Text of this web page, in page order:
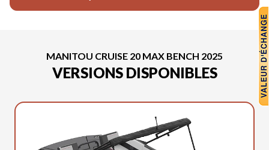
MANITOU CRUISE 20 MAX BENCH 2025
VERSIONS DISPONIBLES